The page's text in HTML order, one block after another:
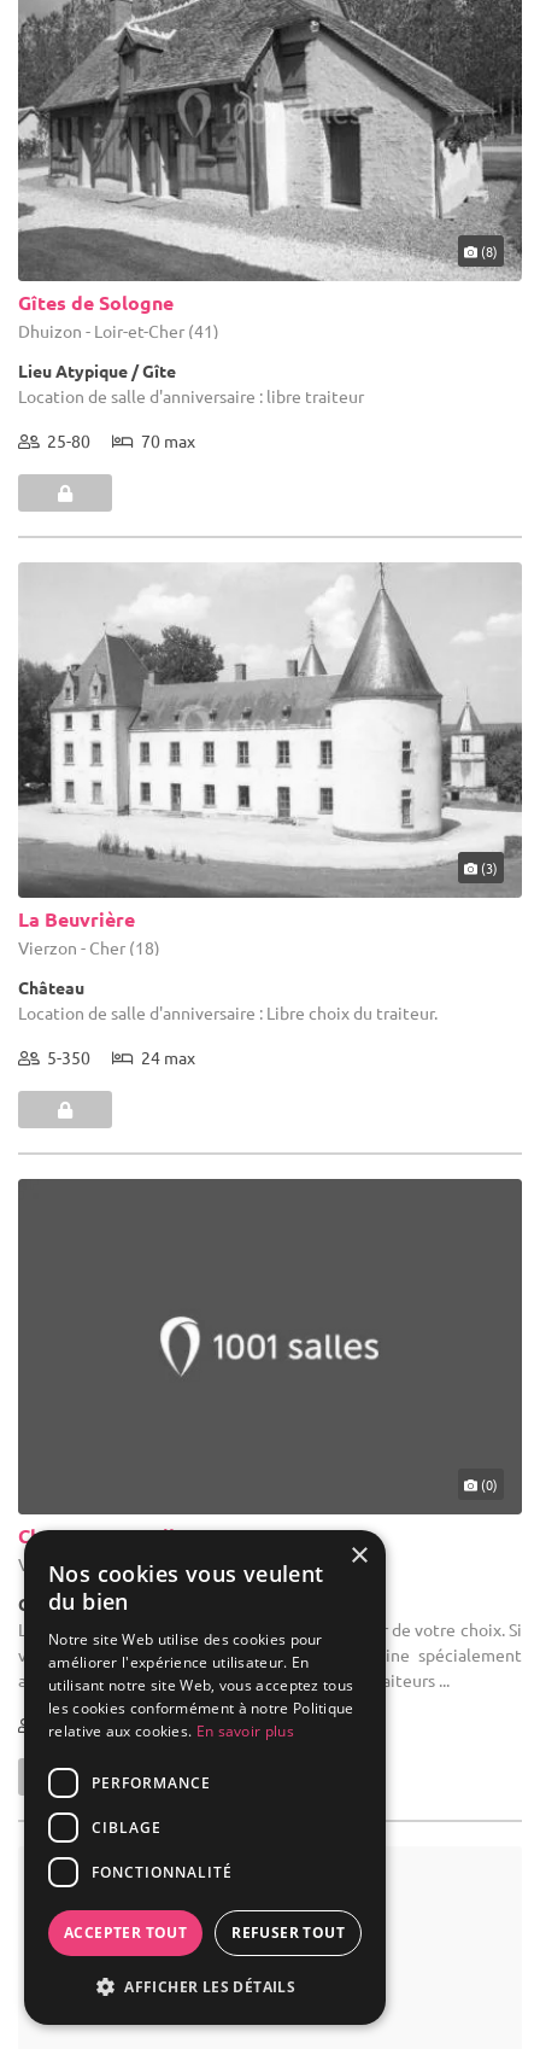
(8)
Gîtes de Sologne
Dhuizon - Loir-et-Cher (41)
Lieu Atypique / Gîte
Location de salle d'anniversaire : libre traiteur
25-80 70 max
(3)
La Beuvrière
Vierzon - Cher (18)
Château
Location de salle d'anniversaire : Libre choix du traiteur.
5-350 24 max
(0)
Chateau De Veuil
Veuil - Indre (36)
Château
Location de salle d'anniversaire : Avec le traiteur de votre choix. Si
vous optez pour la location simple, une cuisine spécialement
aménagée a été réalisée uniquement pour les traiteurs ...
10-250
×
Nos cookies vous veulent
du bien
Notre site Web utilise des cookies pour
améliorer l'expérience utilisateur. En
utilisant notre site Web, vous acceptez tous
les cookies conformément à notre Politique
relative aux cookies. En savoir plus
PERFORMANCE
CIBLAGE
FONCTIONNALITÉ
ACCEPTER TOUT REFUSER TOUT
AFFICHER LES DÉTAILS